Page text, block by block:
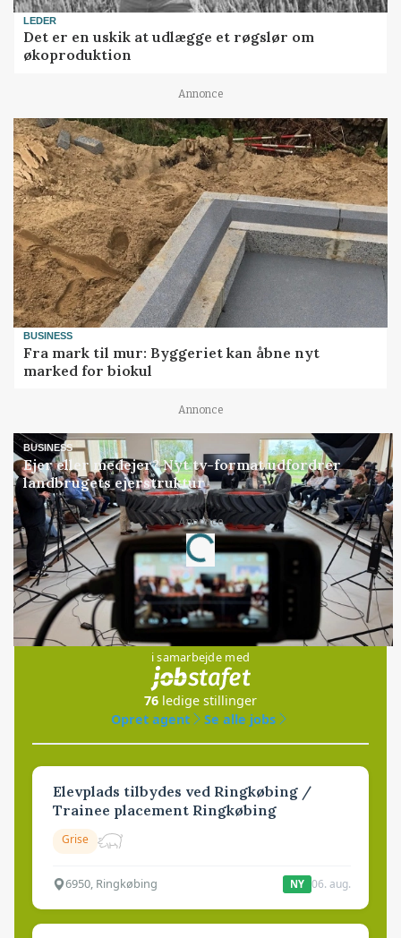
LEDER
Det er en uskik at udlægge et røgslør om
økoproduktion
Annonce
BUSINESS
Fra mark til mur: Byggeriet kan åbne nyt
marked for biokul
Annonce
BUSINESS
Ejer eller medejer? Nyt tv-format udfordrer
landbrugets ejerstruktur
Annonce
Loading...
Jobs
i samarbejde med
76 ledige stillinger
Opret agent
Se alle jobs
Elevplads tilbydes ved Ringkøbing /
Trainee placement Ringkøbing
Grise
6950, Ringkøbing NY 06. aug.